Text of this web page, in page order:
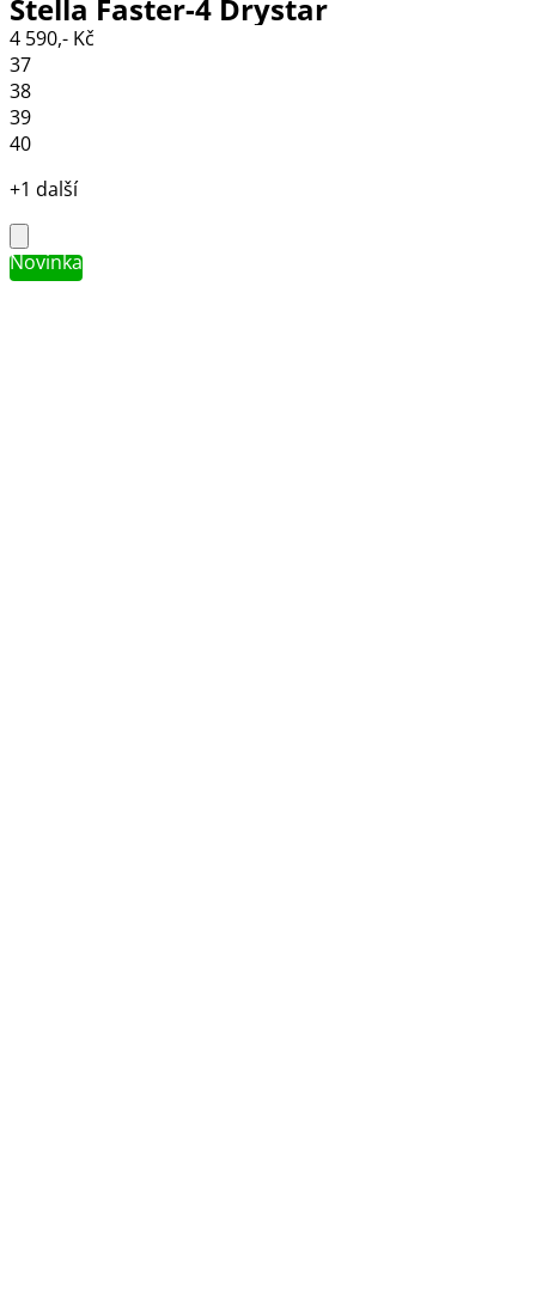
Stella Faster-4 Drystar
black/grey/coral fluo
4 590,- Kč
37
38
39
40
+1 další
Novinka